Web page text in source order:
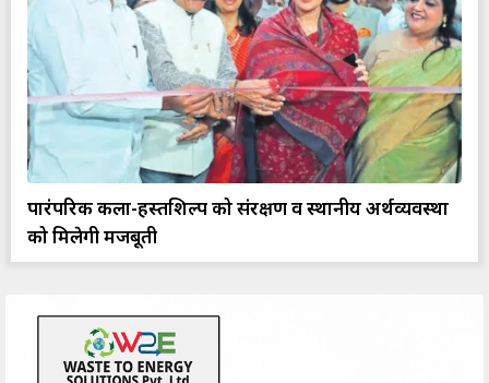
पारंपरिक कला-हस्तशिल्प को संरक्षण व स्थानीय अर्थव्यवस्था
को मिलेगी मजबूती